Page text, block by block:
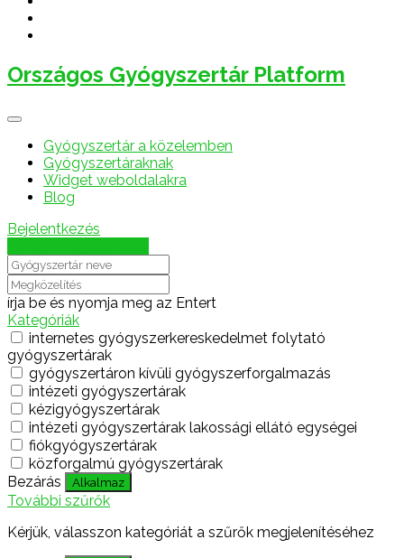
Országos Gyógyszertár Platform
Gyógyszertár a közelemben
Gyógyszertáraknak
Widget weboldalakra
Blog
Bejelentkezés
írja be és nyomja meg az Entert
Kategóriák
internetes gyógyszerkereskedelmet folytató
gyógyszertárak
gyógyszertáron kívüli gyógyszerforgalmazás
intézeti gyógyszertárak
kézigyógyszertárak
intézeti gyógyszertárak lakossági ellátó egységei
fiókgyógyszertárak
közforgalmú gyógyszertárak
Bezárás
Alkalmaz
További szűrők
Kérjük, válasszon kategóriát a szűrők megjelenítéséhez